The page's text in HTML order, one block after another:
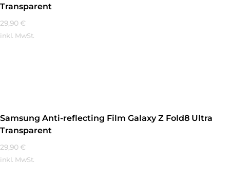
Transparent
29,90 €
inkl. MwSt.
Samsung Anti-reflecting Film Galaxy Z Fold8 Ultra
Transparent
29,90 €
inkl. MwSt.